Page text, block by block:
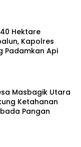
Hektare
Kapolres
Padamkan Api
Masbagik Utara
Ketahanan
Pangan